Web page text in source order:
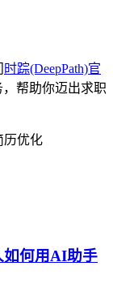
时踪(DeepPath)官
帮助你迈出求职
历优化
如何用AI助手